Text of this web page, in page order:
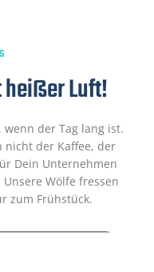
heißer Luft!
der Tag lang ist.
nicht der Kaffee, der
Dein Unternehmen
Wölfe fressen
zum Frühstück.